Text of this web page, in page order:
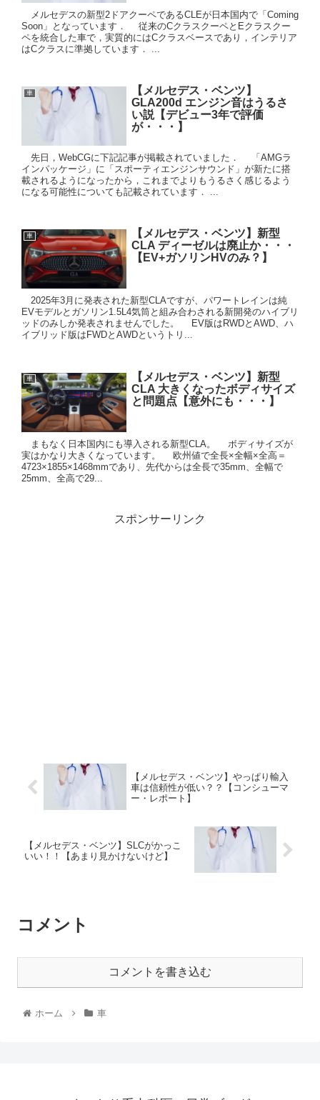
メルセデスの新型2ドアクーペであるCLEが日本国内で「Coming
Soon」となっています． 従来のCクラスクーペとEクラスクー
ペを統合した車で，実質的にはCクラスベースであり，インテリア
はCクラスに準拠しています． ...
車
【メルセデス・ベンツ】
GLA200d エンジン音はうるさ
い説【デビュー3年で評価
が・・・】
先日，WebCGに下記記事が掲載されていました． 「AMGラ
インパッケージ」に「スポーティエンジンサウンド」が新たに搭
載されるようになったから，これまでよりもうるさく感じるよう
になる可能性についても記載されています． ...
車
【メルセデス・ベンツ】新型
CLA ディーゼルは廃止か・・・
【EV+ガソリンHVのみ？】
2025年3月に発表された新型CLAですが、パワートレインは純
EVモデルとガソリン1.5L4気筒と組み合わされる新開発のハイブリ
ッドのみしか発表されませんでした。 EV版はRWDとAWD、ハ
イブリッド版はFWDとAWDというトリ...
車
【メルセデス・ベンツ】新型
CLA 大きくなったボディサイズ
と問題点【意外にも・・・】
まもなく日本国内にも導入される新型CLA。 ボディサイズが
実はかなり大きくなっています。 欧州値で全長×全幅×全高＝
4723×1855×1468mmであり、先代からは全長で35mm、全幅で
25mm、全高で29...
スポンサーリンク
【メルセデス・ベンツ】やっぱり輸入
車は信頼性が低い？？【コンシューマ
ー・レポート】
【メルセデス・ベンツ】SLCがかっこ
いい！！【あまり見かけないけど】
コメント
コメントを書き込む
ホーム 車